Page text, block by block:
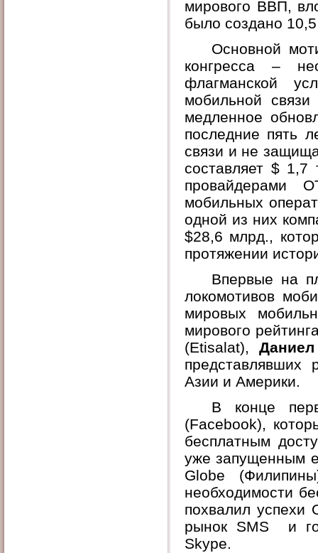
мирового ВВП,
было создано
Основной
конгресса –
флагманской
мобильной
медленное
последние пять
связи и не
составляет $ 1,7
провайдерами
мобильных
одной из них
$28,6 млрд.,
протяжении
Впервые на
локомотивов
мировых
мирового
(Etisalat),
представлявших
Азии и Америки.
В конце
(Facebook),
бесплатным
уже запущенным
Globe
необходимости
похвалил успехи
рынок SMS и
Skype.